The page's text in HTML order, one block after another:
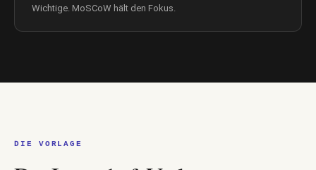
Wichtige. MoSCoW hält den Fokus.
DIE VORLAGE